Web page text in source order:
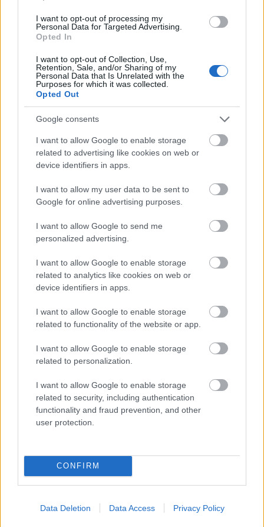
I want to opt-out of processing my
Personal Data for Targeted Advertising.
Opted In
I want to opt-out of Collection, Use,
Retention, Sale, and/or Sharing of my
Personal Data that Is Unrelated with the
Purposes for which it was collected.
Opted Out
Google consents
I want to allow Google to enable storage
related to advertising like cookies on web or
device identifiers in apps.
I want to allow my user data to be sent to
Google for online advertising purposes.
I want to allow Google to send me
personalized advertising.
I want to allow Google to enable storage
related to analytics like cookies on web or
device identifiers in apps.
I want to allow Google to enable storage
related to functionality of the website or app.
I want to allow Google to enable storage
related to personalization.
I want to allow Google to enable storage
related to security, including authentication
functionality and fraud prevention, and other
user protection.
CONFIRM
Data Deletion Data Access Privacy Policy
Ezen a videón 0:37-től és 1:13-tól láthatjuk-
hallhatjuk "őt". De komolyan, nem cuki? Valaki azért
elmondhatja, mi nem stimmelt rajta, mert gyárilag -
gondolom - nem így kellett volna szólnia. Csak a
kipufogó nem volt jó, vagy a légsűrítő fújt le? Vagy a
kardános premljzi kluttyogott egy kicsit, és ezért
dellegett az olajcsigás reverter? :)
Címkék:videó szlovákia képek vasút csehszlovák zsolna
Négy troli
Balatoni retróvasárnap
Az eltolt híd
Balatoni retrószombat